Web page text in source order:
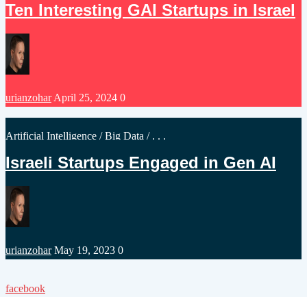
Ten Interesting GAI Startups in Israel
Posted
by
urianzohar April 25, 2024 0
Posted
Artificial Intelligence /Big Data / . . .
Israeli Startups Engaged in Gen AI
Posted
urianzohar May 19, 2023 0
facebook